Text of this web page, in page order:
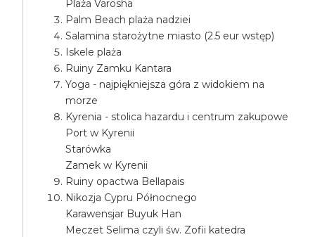
Plaża Varosha
Palm Beach plaża nadziei
Salamina starożytne miasto (2.5 eur wstęp)
Iskele plaża
Ruiny Zamku Kantara
Yoga - najpiękniejsza góra z widokiem na
morze
Kyrenia - stolica hazardu i centrum zakupowe
Port w Kyrenii
Starówka
Zamek w Kyrenii
Ruiny opactwa Bellapais
Nikozja Cypru Północnego
Karawensjar Buyuk Han
Meczet Selima czyli św. Zofii katedra